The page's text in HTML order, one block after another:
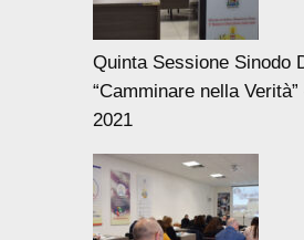
Quinta Sessione Sinodo
“Camminare nella
2021